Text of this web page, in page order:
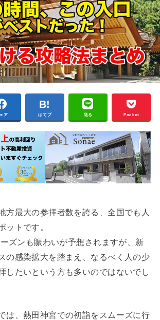
ア はてブ 送る Pocket
方最大の参拝者数を誇る、全国でも人
ットです。
ズンも賑わいが予想されますが、新
の感染拡大を踏まえ、なるべく人の少
したいという方も多いのではないでし
は、熱田神宮での初詣をスムーズに行